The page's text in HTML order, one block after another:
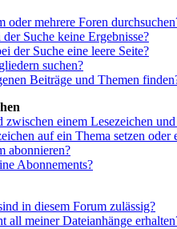
oder mehrere Foren
Suche keine Ergebnisse?
der Suche eine leere Seite?
suchen?
Beiträge und Themen
zwischen einem Lesezeichen
auf ein Thema setzen oder
abonnieren?
Abonnements?
in diesem Forum zulässig?
all meiner Dateianhänge